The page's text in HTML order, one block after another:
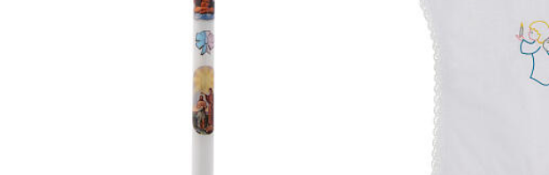
Taufkleidchen und
In dieser Produktkategorie finden Sie
Kleidchen und Kerzen für die Feier der